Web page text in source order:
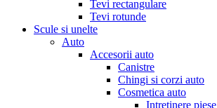
Tevi rectangulare
Tevi rotunde
Scule si unelte
Auto
Accesorii auto
Canistre
Chingi si corzi auto
Cosmetica auto
Intretinere piese